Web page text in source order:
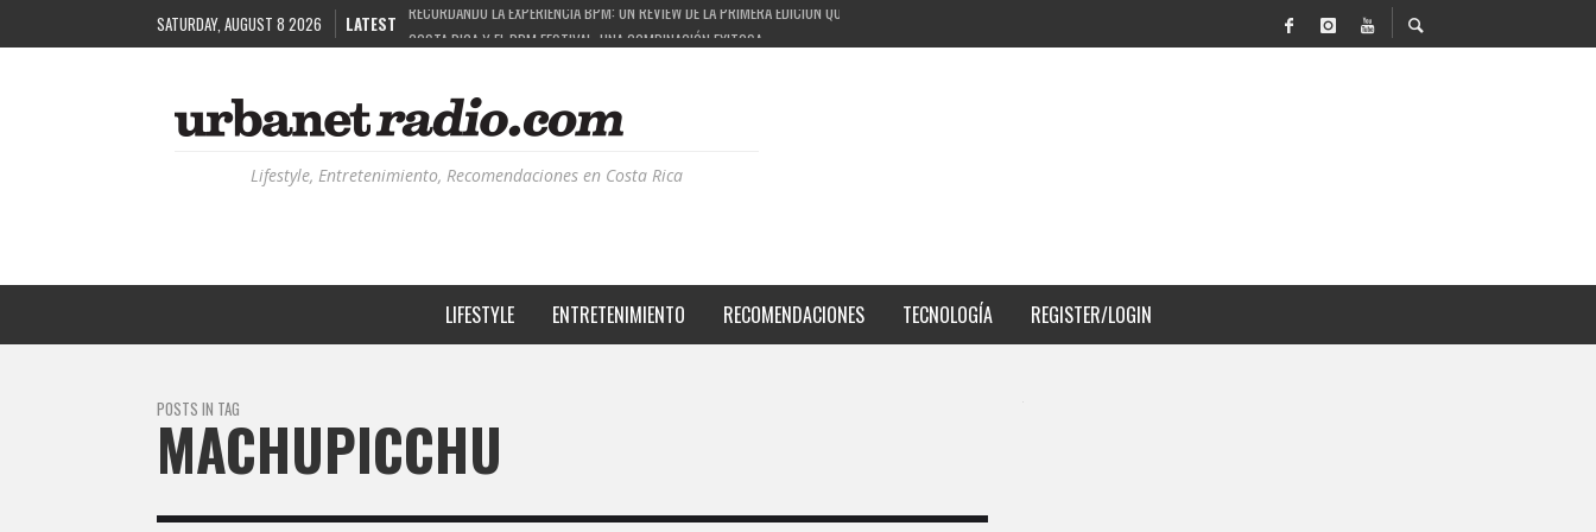
SATURDAY, AUGUST 8 2026 LATEST COSTA RICA Y EL BPM FESTIVAL: UNA COMBINACIÓN EXITOSA
RUTAS NATURBANAS: EL PROYECTO QUE ESTÁ TRANSFORMANDO LA CALIDAD DE VIDA DEL TRANSEÚNTE TICO CON MOVILIDAD Y PAISAJISMO
Lifestyle, Entretenimiento, Recomendaciones en Costa Rica
LIFESTYLE ENTRETENIMIENTO RECOMENDACIONES TECNOLOGÍA REGISTER/LOGIN
POSTS IN TAG
MACHUPICCHU